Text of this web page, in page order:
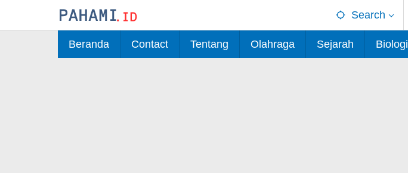
Search
Beranda Contact Tentang Olahraga Sejarah Biologi